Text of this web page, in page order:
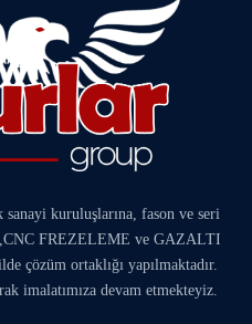
kuruluşlarına, fason ve seri
CNC FREZELEME ve GAZALTI
çözüm ortaklığı yapılmaktadır.
imalatımıza devam etmekteyiz.